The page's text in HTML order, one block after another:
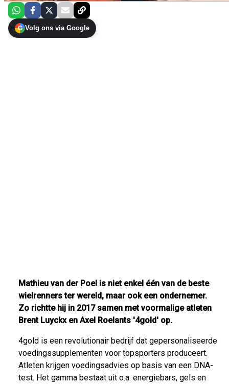
G Volg ons via Google
Mathieu van der Poel is niet enkel één van de beste
wielrenners ter wereld, maar ook een ondernemer.
Zo richtte hij in 2017 samen met voormalige atleten
Brent Luyckx en Axel Roelants '4gold' op.
4gold is een revolutionair bedrijf dat gepersonaliseerde
voedingssupplementen voor topsporters produceert.
Atleten krijgen voedingsadvies op basis van een DNA-
test. Het gamma bestaat uit o.a. energiebars, gels en